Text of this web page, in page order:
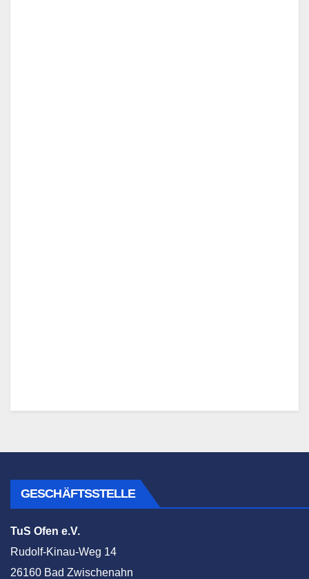
GESCHÄFTSSTELLE
TuS Ofen e.V.
Rudolf-Kinau-Weg 14
26160 Bad Zwischenahn